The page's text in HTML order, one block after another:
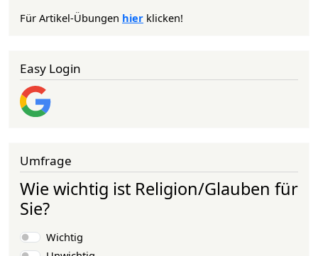
Für Artikel-Übungen hier klicken!
Easy Login
Umfrage
Wie wichtig ist Religion/Glauben für
Sie?
Auswahlmöglichkeiten
Wichtig